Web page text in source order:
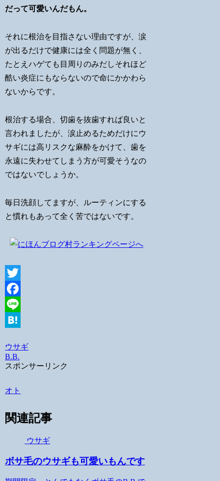
だって可愛いんだもん。
それに根治を目指さない理由ですが、涙
が出るだけで健康には全く問題が無く、
たとえハゲても目周りのみだしそれほど
酷い炎症にもならないので命にかかわら
ないからです。
根治する場合、切歯を抜歯すれば良いと
言われましたが、涙止めるためだけにウ
サギには高リスクな麻酔をかけて、歯を
永遠に失わせてしまう方が可愛そうなの
ではないでしょうか。
毎日洗顔してますが、ルーティンにする
と慣れもあって全く苦ではないです。
Twitter
Facebook
Line
ウサギ
B.B.
スポンサーリンク
オト
関連記事
ウサギ
ボサ毛のウサギも可愛いもんです